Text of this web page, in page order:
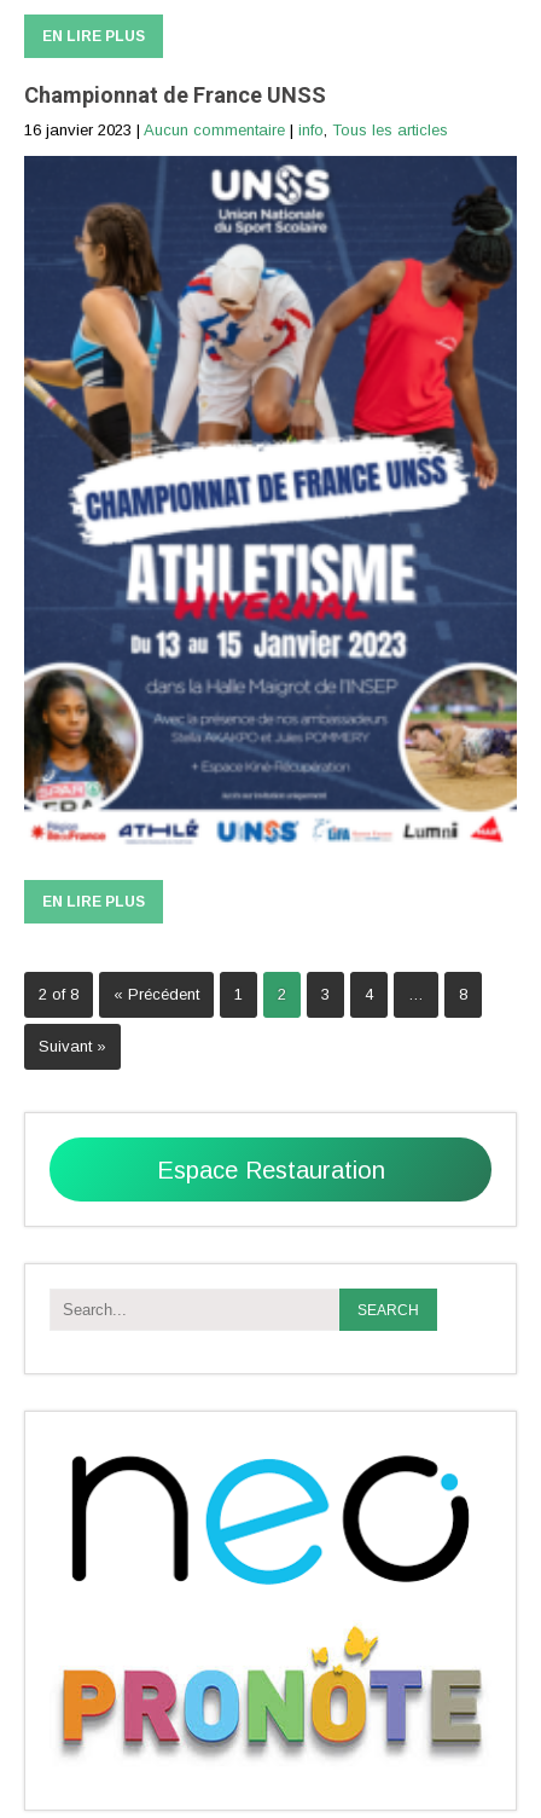
EN LIRE PLUS
Championnat de France UNSS
16 janvier 2023 | Aucun commentaire | info, Tous les articles
EN LIRE PLUS
2 of 8 « Précédent 1 2 3 4 … 8
Suivant »
Espace Restauration